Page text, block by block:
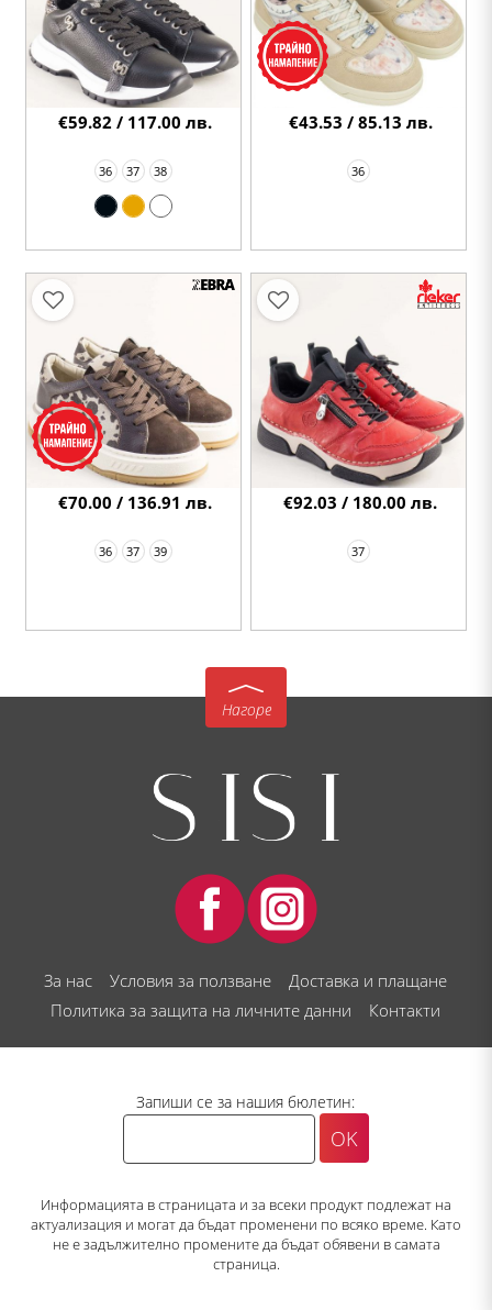
36 37 38
€59.82 / 117.00 лв.
36
€43.53 / 85.13 лв.
36 37 39
€70.00 / 136.91 лв.
37
€92.03 / 180.00 лв.
Нагоре
За нас Условия за ползване
Доставка и плащане
Политика за защита на личните данни
Контакти
Запиши се за нашия бюлетин:
Информацията в страницата и за всеки продукт подлежат на
актуализация и могат да бъдат променени по всяко време. Като
не е задължително промените да бъдат обявени в самата
страница.